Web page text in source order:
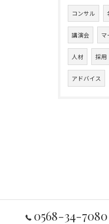
コンサル
講演会 マ
人材 採用
アドバイス
0568-34-7080